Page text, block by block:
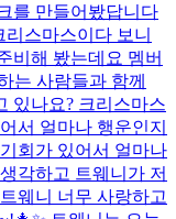
를 만들어봤답니다
스마스이다 보니
비해 봤는데요 멤버
는 사람들과 함께
있나요? 크리스마스
서 얼마나 행운인지
회가 있어서 얼마나
각하고 트웨니가 저
웨니 너무 사랑하고